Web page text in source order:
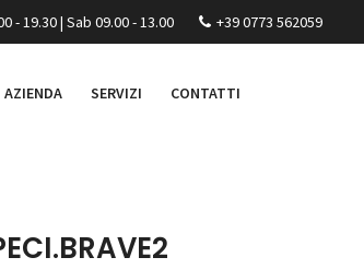
- 19.30 | Sab 09.00 - 13.00 +39 0773 562059
AZIENDA SERVIZI CONTATTI